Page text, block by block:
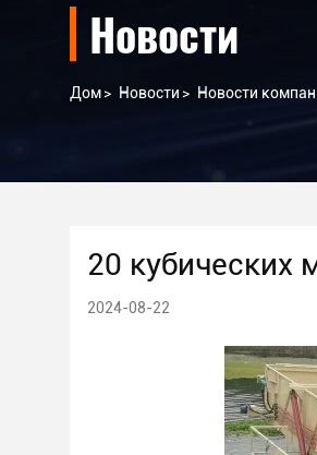
Новости
Дом> Новости > Новости
20 кубических
2024-08-22